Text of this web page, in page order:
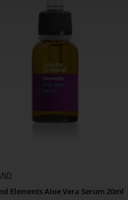
Elements Aloe Vera Serum 20ml